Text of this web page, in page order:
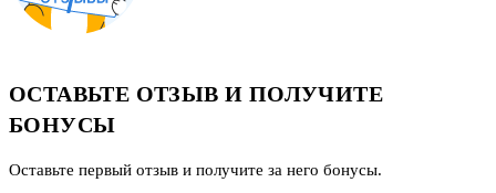
ОСТАВЬТЕ ОТЗЫВ И ПОЛУЧИТЕ
БОНУСЫ
Оставьте первый отзыв и получите за него бонусы.